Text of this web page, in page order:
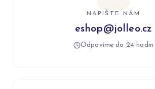
NAPIŠTE NÁM
eshop@jolleo.cz
Odpovíme do 24 hodin